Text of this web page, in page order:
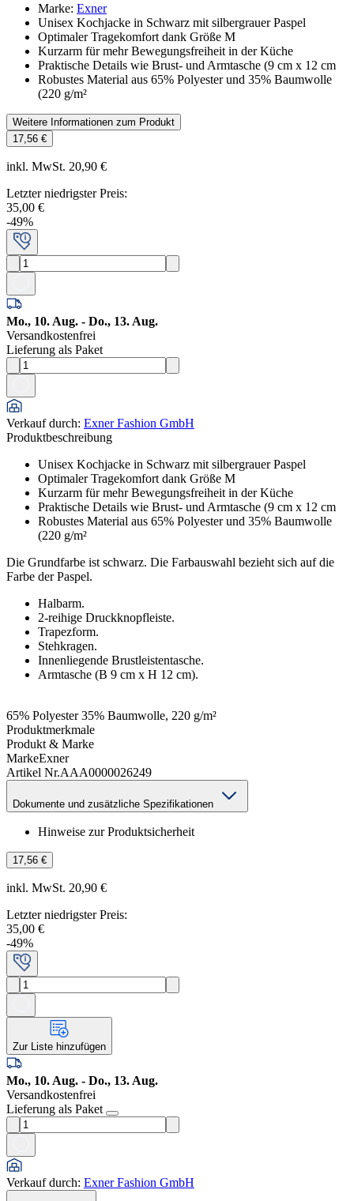
Marke: Exner
Unisex Kochjacke in Schwarz mit silbergrauer Paspel
Optimaler Tragekomfort dank Größe M
Kurzarm für mehr Bewegungsfreiheit in der Küche
Praktische Details wie Brust- und Armtasche (9 cm x 12 cm
Robustes Material aus 65% Polyester und 35% Baumwolle
(220 g/m²
Weitere Informationen zum Produkt
17,56 €
inkl. MwSt. 20,90 €
Letzter niedrigster Preis:
35,00 €
-49%
Mo., 10. Aug. - Do., 13. Aug.
Versandkostenfrei
Lieferung als Paket
Verkauf durch: Exner Fashion GmbH
Produktbeschreibung
Unisex Kochjacke in Schwarz mit silbergrauer Paspel
Optimaler Tragekomfort dank Größe M
Kurzarm für mehr Bewegungsfreiheit in der Küche
Praktische Details wie Brust- und Armtasche (9 cm x 12 cm
Robustes Material aus 65% Polyester und 35% Baumwolle
(220 g/m²
Die Grundfarbe ist schwarz. Die Farbauswahl bezieht sich auf die
Farbe der Paspel.
Halbarm.
2-reihige Druckknopfleiste.
Trapezform.
Stehkragen.
Innenliegende Brustleistentasche.
Armtasche (B 9 cm x H 12 cm).
65% Polyester 35% Baumwolle, 220 g/m²
Produktmerkmale
Produkt & Marke
MarkeExner
Artikel Nr.AAA0000026249
Dokumente und zusätzliche Spezifikationen
Hinweise zur Produktsicherheit
17,56 €
inkl. MwSt. 20,90 €
Letzter niedrigster Preis:
35,00 €
-49%
Zur Liste hinzufügen
Mo., 10. Aug. - Do., 13. Aug.
Versandkostenfrei
Lieferung als Paket
Verkauf durch: Exner Fashion GmbH